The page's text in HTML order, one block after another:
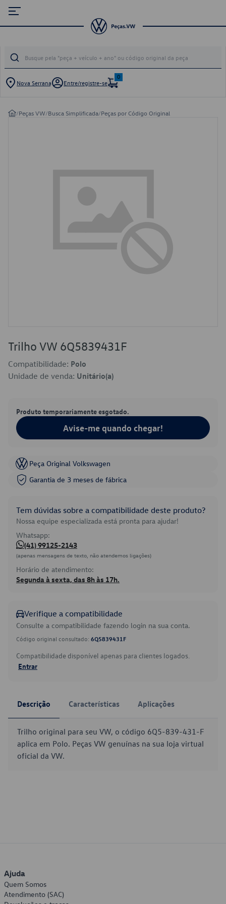
Nova Serrana Entre/registre-se
0
/Peças VW/Busca Simplificada/Peças por Código Original
Trilho VW 6Q5839431F
Compatibilidade: Polo
Unidade de venda: Unitário(a)
Produto temporariamente esgotado.
Avise-me quando chegar!
Peça Original Volkswagen
Garantia de 3 meses de fábrica
Tem dúvidas sobre a compatibilidade deste produto?
Nossa equipe especializada está pronta para ajudar!
Whatsapp:
(41) 99125-2143
(apenas mensagens de texto, não atendemos ligações)
Horário de atendimento:
Segunda à sexta, das 8h às 17h.
Verifique a compatibilidade
Consulte a compatibilidade fazendo login na sua conta.
Código original consultado: 6Q5839431F
Compatibilidade disponível apenas para clientes logados.
Entrar
Descrição Características Aplicações
Trilho original para seu VW, o código 6Q5-839-431-F
aplica em Polo. Peças VW genuínas na sua loja virtual
oficial da VW.
Ajuda
Quem Somos
Atendimento (SAC)